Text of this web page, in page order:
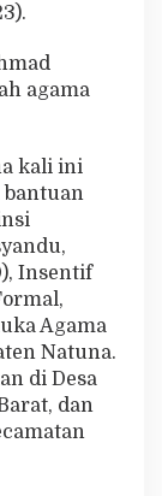
agama
kali ini
Insentif
Agama
Natuna.
di Desa
dan